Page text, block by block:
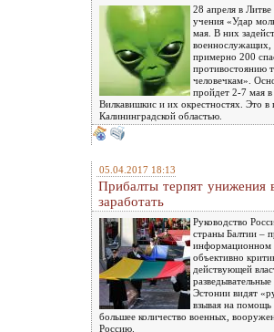
28 апреля в
учения «Удар
мая. В них
примерно 200
противостоянию
человечкам».
пройдет 2-7 мая
Вилкавишкис и их окрестностях. Это в
Калининградской областью.
05.04.2017 18:13
Прибалты терпят
заработать
Руководство
страны Балтии –
информационном
объективно
действующей
Эстонии видят
взывая на
большее количество военных,
Россию.